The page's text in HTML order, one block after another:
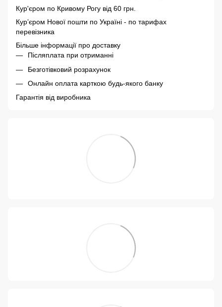
Кур'єром по Кривому Рогу від 60 грн.
Курʼєром Нової пошти по Україні - по тарифах
перевізника
Більше інформації про доставку
Післяплата при отриманні
Безготівковий розрахунок
Онлайн оплата карткою будь-якого банку
Гарантія від виробника